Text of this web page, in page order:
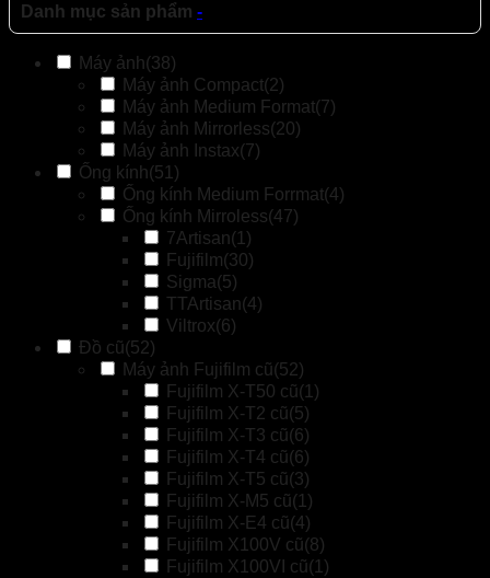
Danh mục sản phẩm -
Máy ảnh(38)
Máy ảnh Compact(2)
Máy ảnh Medium Format(7)
Máy ảnh Mirrorless(20)
Máy ảnh Instax(7)
Ống kính(51)
Ống kính Medium Forrmat(4)
Ống kính Mirroless(47)
7Artisan(1)
Fujifilm(30)
Sigma(5)
TTArtisan(4)
Viltrox(6)
Đồ cũ(52)
Máy ảnh Fujifilm cũ(52)
Fujifilm X-T50 cũ(1)
Fujifilm X-T2 cũ(5)
Fujifilm X-T3 cũ(6)
Fujifilm X-T4 cũ(6)
Fujifilm X-T5 cũ(3)
Fujifilm X-M5 cũ(1)
Fujifilm X-E4 cũ(4)
Fujifilm X100V cũ(8)
Fujifilm X100VI cũ(1)